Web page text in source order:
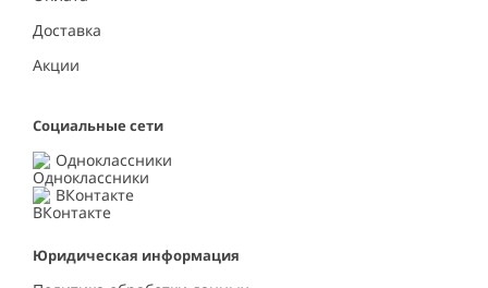
Доставка
Акции
Социальные сети
Одноклассники
ВКонтакте
Юридическая информация